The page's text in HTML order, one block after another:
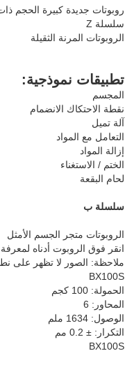
روبوتات جديدة كبيرة الحجم
سلسلة Z
الروبوتات المرنة الثقيلة
تطبيقات نموذجية:
المجسم
نقطة الاحتكاك الانضمام
آلة تميل
التعامل مع المواد
إزالة المواد
الختم / الاستغناء
لحام البقعة
سلسلة ب
الروبوتات متجر الجسم الأمثل
انقر فوق الروبوت أدناه لمعرفة
ملاحظة: الصور لا تظهر على
BX100S
الحمولة: 100 كجم
المحاور: 6
الوصول: 1634 ملم
التكرار: ± 0.2 مم
BX100S